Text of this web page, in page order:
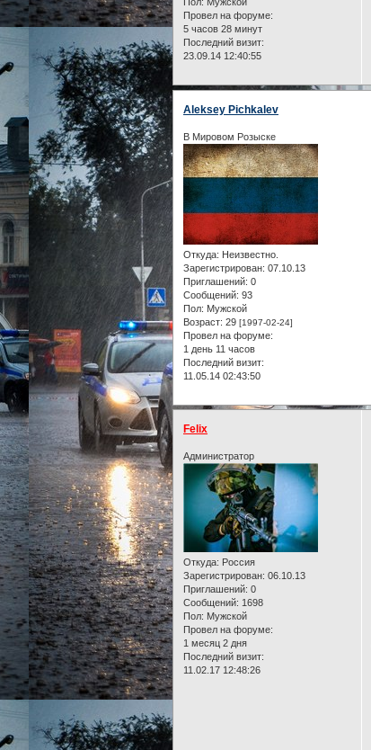
Провел на форуме:
5 часов 28 минут
Последний визит:
23.09.14 12:40:55
Aleksey Pichkalev
В Мировом Розыске
Откуда: Неизвестно.
Зарегистрирован: 07.10.13
Приглашений: 0
Сообщений: 93
Пол: Мужской
Возраст: 29 [1997-02-24]
Провел на форуме:
1 день 11 часов
Последний визит:
11.05.14 02:43:50
Felix
Администратор
Откуда: Россия
Зарегистрирован: 06.10.13
Приглашений: 0
Сообщений: 1698
Пол: Мужской
Провел на форуме:
1 месяц 2 дня
Последний визит:
11.02.17 12:48:26